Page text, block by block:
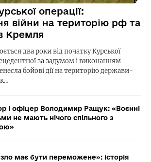
операції:
війни на територію рф та
Кремля
два роки від початку Курської
за задумом і виконанням
бойові дії на територію держави-
і офіцер Володимир Ращук: «Воєнні
не мають нічого спільного з
має бути переможене»: історія